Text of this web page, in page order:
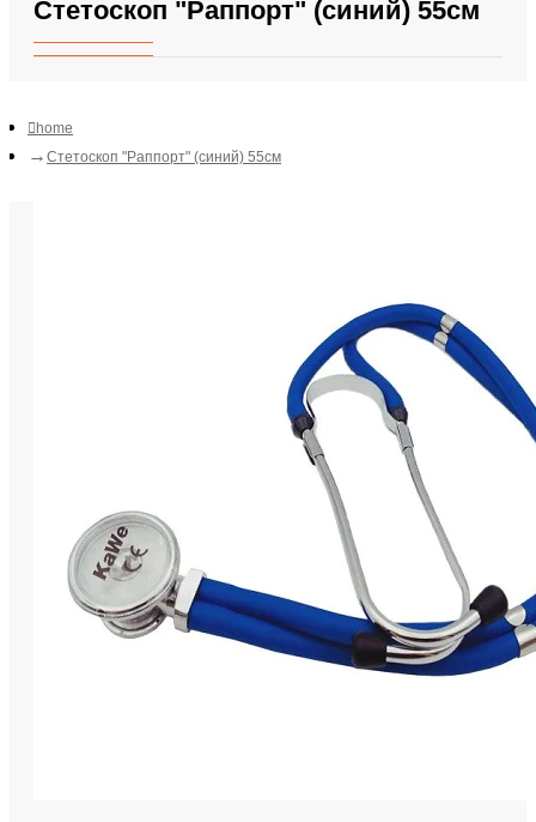
Стетоскоп "Раппорт" (синий) 55см
home
Стетоскоп "Раппорт" (синий) 55см